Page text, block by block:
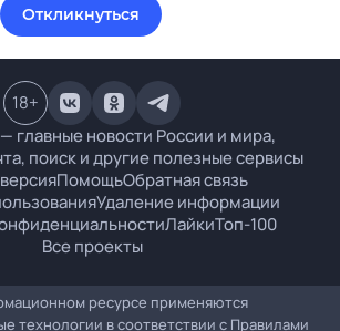
Откликнуться
главные новости России и мира,
поиск и другие полезные сервисы
ПомощьОбратная связь
Удаление информации
ЛайкиТоп-100
Все проекты
18+
ресурсе применяются
технологии в соответствии с Правилами